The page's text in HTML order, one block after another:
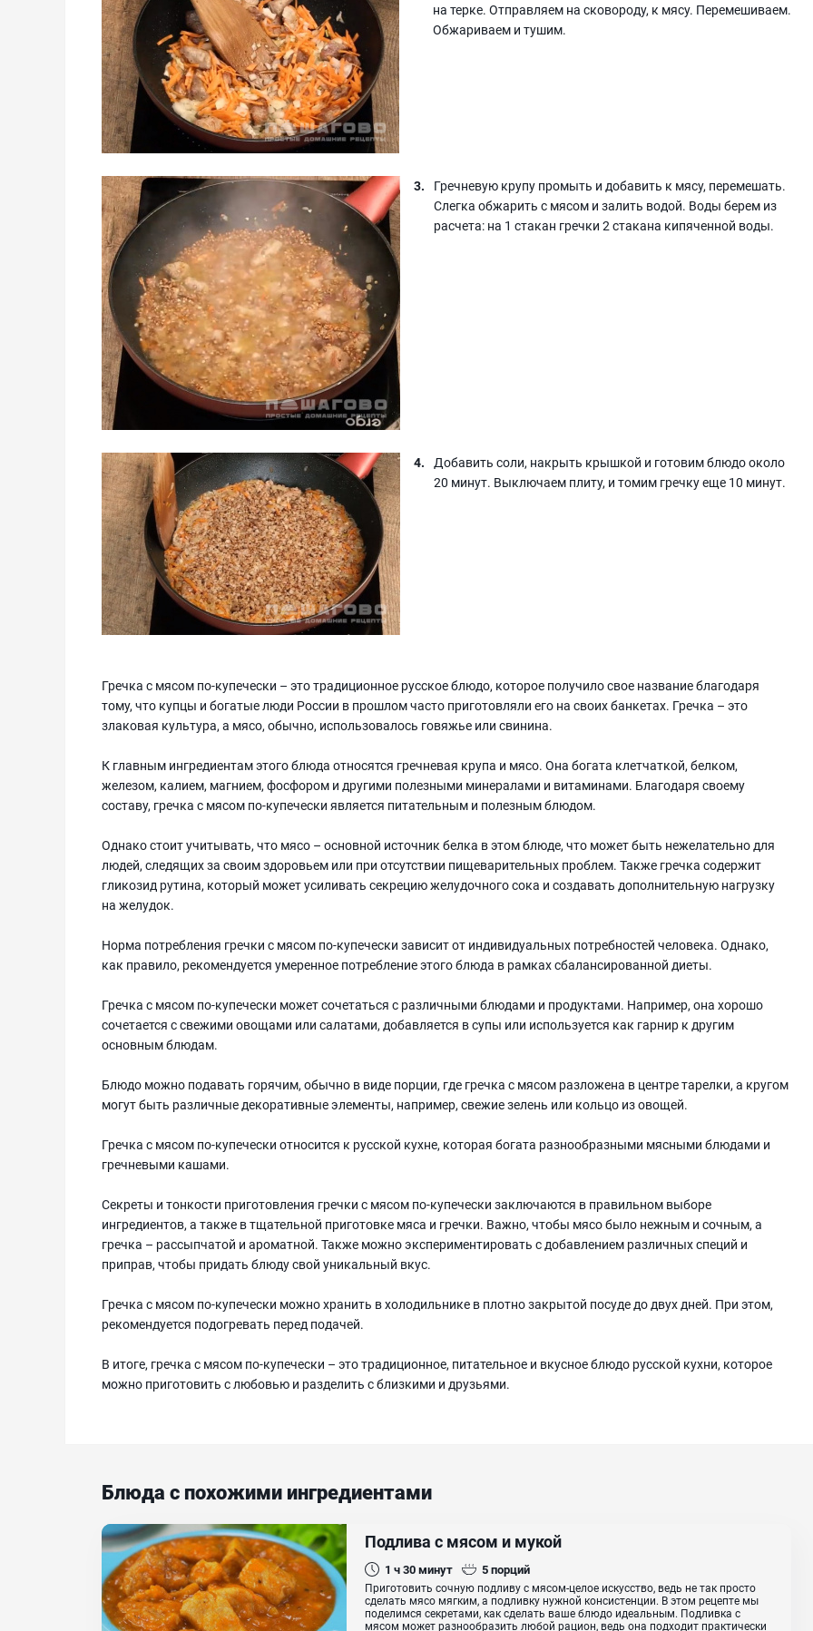
на терке. Отправляем на сковороду, к мясу. Перемешиваем.
Обжариваем и тушим.
Гречневую крупу промыть и добавить к мясу, перемешать.
Слегка обжарить с мясом и залить водой. Воды берем из
расчета: на 1 стакан гречки 2 стакана кипяченной воды.
Добавить соли, накрыть крышкой и готовим блюдо около
20 минут. Выключаем плиту, и томим гречку еще 10 минут.
Гречка с мясом по-купечески – это традиционное русское блюдо, которое получило свое название благодаря
тому, что купцы и богатые люди России в прошлом часто приготовляли его на своих банкетах. Гречка – это
злаковая культура, а мясо, обычно, использовалось говяжье или свинина.
К главным ингредиентам этого блюда относятся гречневая крупа и мясо. Она богата клетчаткой, белком,
железом, калием, магнием, фосфором и другими полезными минералами и витаминами. Благодаря своему
составу, гречка с мясом по-купечески является питательным и полезным блюдом.
Однако стоит учитывать, что мясо – основной источник белка в этом блюде, что может быть нежелательно для
людей, следящих за своим здоровьем или при отсутствии пищеварительных проблем. Также гречка содержит
гликозид рутина, который может усиливать секрецию желудочного сока и создавать дополнительную нагрузку
на желудок.
Норма потребления гречки с мясом по-купечески зависит от индивидуальных потребностей человека. Однако,
как правило, рекомендуется умеренное потребление этого блюда в рамках сбалансированной диеты.
Гречка с мясом по-купечески может сочетаться с различными блюдами и продуктами. Например, она хорошо
сочетается с свежими овощами или салатами, добавляется в супы или используется как гарнир к другим
основным блюдам.
Блюдо можно подавать горячим, обычно в виде порции, где гречка с мясом разложена в центре тарелки, а кругом
могут быть различные декоративные элементы, например, свежие зелень или кольцо из овощей.
Гречка с мясом по-купечески относится к русской кухне, которая богата разнообразными мясными блюдами и
гречневыми кашами.
Секреты и тонкости приготовления гречки с мясом по-купечески заключаются в правильном выборе
ингредиентов, а также в тщательной приготовке мяса и гречки. Важно, чтобы мясо было нежным и сочным, а
гречка – рассыпчатой и ароматной. Также можно экспериментировать с добавлением различных специй и
приправ, чтобы придать блюду свой уникальный вкус.
Гречка с мясом по-купечески можно хранить в холодильнике в плотно закрытой посуде до двух дней. При этом,
рекомендуется подогревать перед подачей.
В итоге, гречка с мясом по-купечески – это традиционное, питательное и вкусное блюдо русской кухни, которое
можно приготовить с любовью и разделить с близкими и друзьями.
Блюда с похожими ингредиентами
Подлива с мясом и мукой
1 ч 30минут 5порций
Приготовить сочную подливу с мясом-целое искусство, ведь не так просто
сделать мясо мягким, а подливку нужной консистенции. В этом рецепте мы
поделимся секретами, как сделать ваше блюдо идеальным. Подливка с
мясом может разнообразить любой рацион, ведь она подходит практически